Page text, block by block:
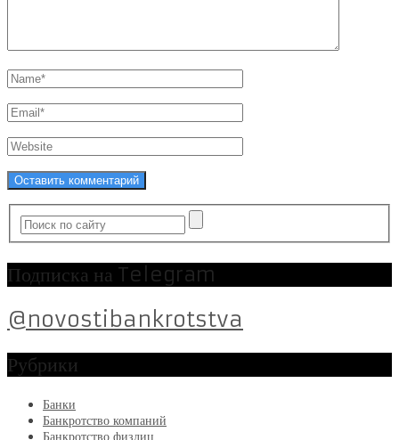
Подписка на Telegram
@novostibankrotstva
Рубрики
Банки
Банкротство компаний